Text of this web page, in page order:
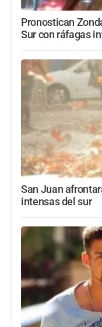
Pronostican
Sur con ráfagas
San Juan
intensas del sur